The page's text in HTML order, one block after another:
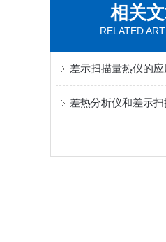
相关
RELATED
差示扫描量热仪的应
差热分析仪和差示